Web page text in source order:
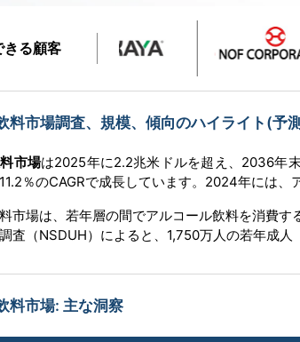
きる顧客
料市場調査、規模、傾向のハイライト(
市場は2025年に2.2兆米ドルを超え、2036年
％のCAGRで成長しています。2024年には
市場は、若年層の間でアルコール飲料を消費
査（NSDUH）によると、1,750万人の若年成
料市場: 主な洞察